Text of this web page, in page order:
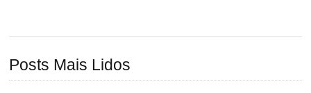
Posts Mais Lidos